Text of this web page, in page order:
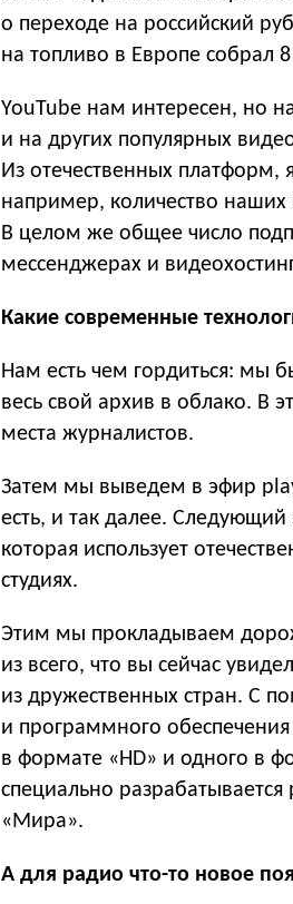
о переходе на российский
на топливо в Европе собрал
YouTube нам интересен, но
и на других популярных
Из отечественных платформ,
например, количество наших
В целом же общее число
мессенджерах и
Какие современные
Нам есть чем гордиться: мы
весь свой архив в облако. В
места журналистов.
Затем мы выведем в эфир
есть, и так далее.
которая использует
студиях.
Этим мы прокладываем
из всего, что вы сейчас
из дружественных стран. С
и программного
в формате «HD» и одного в
специально
«Мира».
А для радио что-то новое